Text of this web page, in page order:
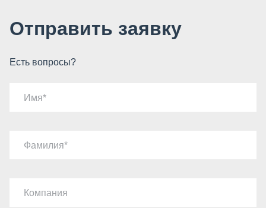
Отправить заявку
Есть вопросы?
Имя
Фамилия
Компания